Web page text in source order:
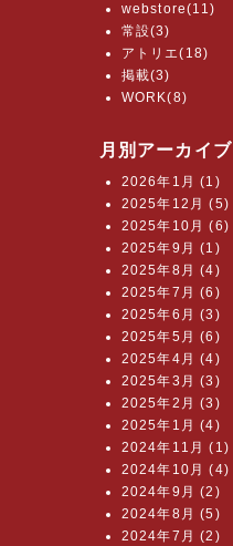
webstore(11)
常設(3)
アトリエ(18)
掲載(3)
WORK(8)
月別アーカイブ
2026年1月 (1)
2025年12月 (5)
2025年10月 (6)
2025年9月 (1)
2025年8月 (4)
2025年7月 (6)
2025年6月 (3)
2025年5月 (6)
2025年4月 (4)
2025年3月 (3)
2025年2月 (3)
2025年1月 (4)
2024年11月 (1)
2024年10月 (4)
2024年9月 (2)
2024年8月 (5)
2024年7月 (2)